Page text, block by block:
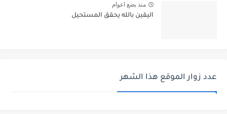
منذ بضع اعوام
اليقين بالله يحقق المستحيل
عدد زوار الموقع هذا الشهر